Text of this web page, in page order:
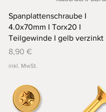
Schnellansicht
Spanplattenschraube I
4.0x70mm I Torx20 I
Teilgewinde I gelb verzinkt
Preis
8,90 €
inkl. MwSt.